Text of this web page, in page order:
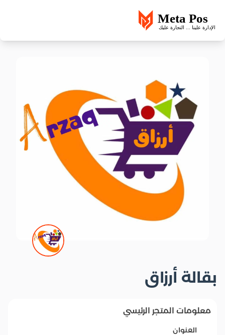
بقالة أرزاق
معلومات المتجر الرئيسي
العنوان